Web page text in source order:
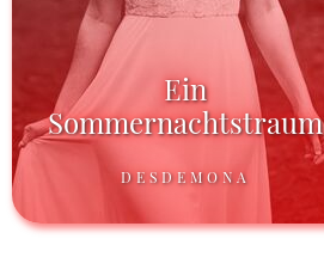
Ein
Sommernachtstraum
DESDEMONA